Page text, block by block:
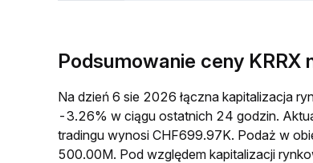
Podsumowanie ceny KRRX
Na dzień 6 sie 2026 łączna kapitalizacja
-3.26% w ciągu ostatnich 24 godzin.
tradingu wynosi CHF699.97K. Podaż w
500.00M. Pod względem kapitalizacji